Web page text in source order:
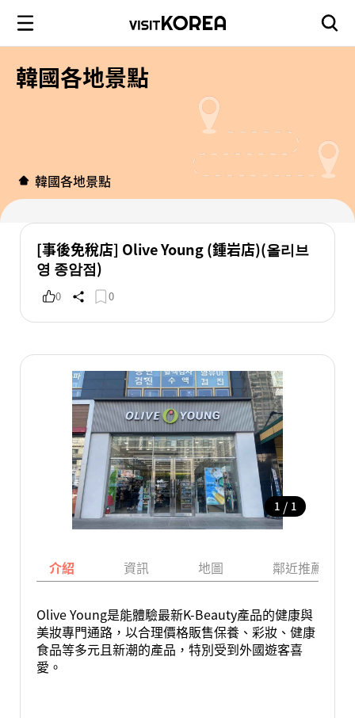
韓國各地景點
韓國各地景點
[事後免稅店] Olive Young (鍾岩店)(올리브
영 종암점)
0 0
1 / 1
介紹 資訊 地圖 鄰近推薦景點
Olive Young是能體驗最新K-Beauty產品的健康與
美妝專門通路，以合理價格販售保養、彩妝、健康
食品等多元且新潮的產品，特別受到外國遊客喜
愛。